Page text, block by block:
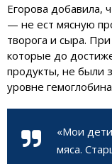
Егорова добавила,
— не ест мясную
творога и сыра.
которые до
продукты, не были
уровне
«Мои
мяса.